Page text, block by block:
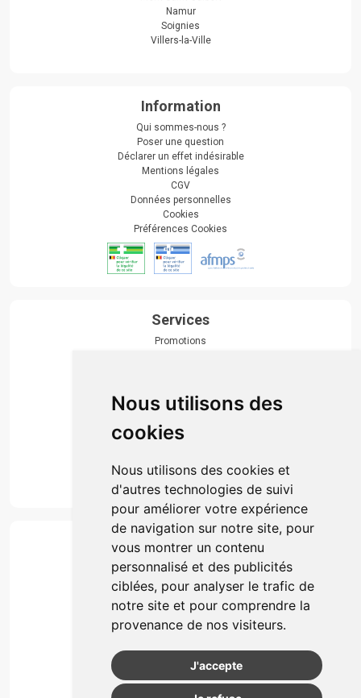
Nous utilisons des
cookies
Nous utilisons des cookies et
d'autres technologies de suivi
pour améliorer votre expérience
de navigation sur notre site, pour
vous montrer un contenu
personnalisé et des publicités
ciblées, pour analyser le trafic de
notre site et pour comprendre la
provenance de nos visiteurs.
J'accepte
Namur
Soignies
Villers-la-Ville
Information
Qui sommes-nous ?
Poser une question
Déclarer un effet indésirable
Mentions légales
CGV
Données personnelles
Cookies
Préférences Cookies
Services
Promotions
Actualités & conseils
Événements
Marques
Suivez-nous
Paiement
Simple, rapide et 100% sécurisé
Retrait & Livriason
Retrait en automate ou Locker
Livraison chez vous